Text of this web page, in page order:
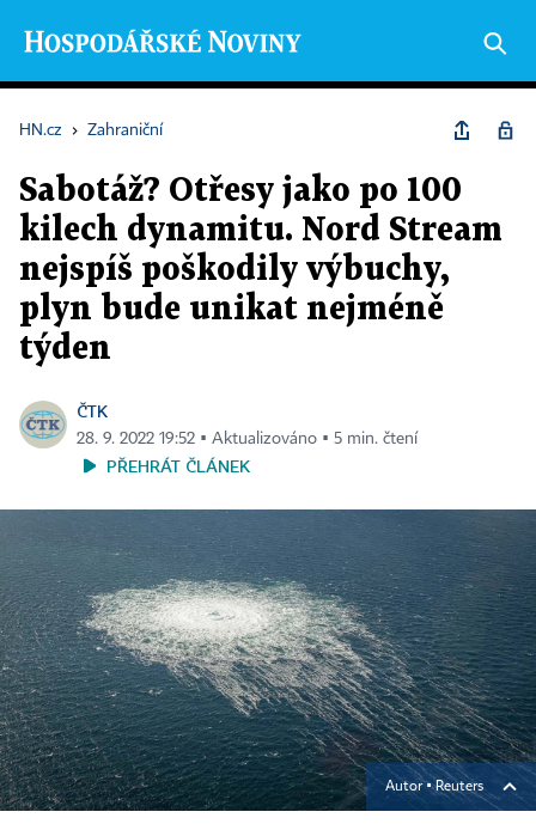
HN.cz › Zahraniční
Sabotáž? Otřesy jako po 100
kilech dynamitu. Nord Stream
nejspíš poškodily výbuchy,
plyn bude unikat nejméně
týden
ČTK
28. 9. 2022 19:52 ▪ Aktualizováno ▪ 5 min. čtení
PŘEHRÁT ČLÁNEK
Autor ▪Reuters